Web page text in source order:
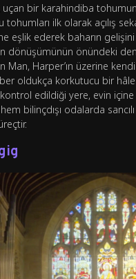
uçan bir karahindiba
ilk olarak açılış
eşlik ederek baharın
dönüşümünün önündeki
Harper’ın üzerine
oldukça korkutucu bir
kontrol edildiği yere, evin
bilinçdışı odalarda